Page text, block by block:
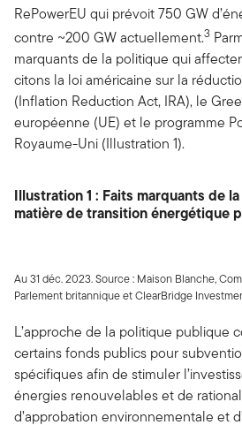
RePowerEU qui prévoit 750 GW
contre ~200 GW actuellement.3
marquants de la politique qui
citons la loi américaine sur la
(Inflation Reduction Act, IRA), le
européenne (UE) et le programme
Royaume-Uni (Illustration 1).
Illustration 1 : Faits marquants de
matière de transition énergétique
Au 31 déc. 2023. Source : Maison Blanche,
Parlement britannique et ClearBridge
L’approche de la politique publique
certains fonds publics pour
spécifiques afin de stimuler
énergies renouvelables et de
d’approbation environnementale et